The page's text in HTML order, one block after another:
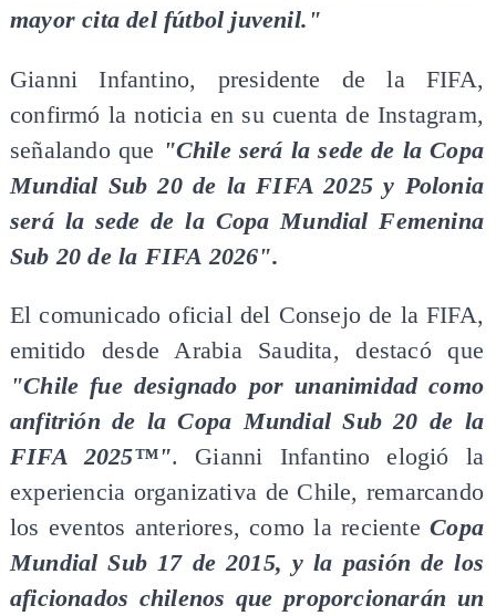
mayor cita del fútbol juvenil."
Gianni Infantino, presidente de la FIFA,
confirmó la noticia en su cuenta de Instagram,
señalando que "Chile será la sede de la Copa
Mundial Sub 20 de la FIFA 2025 y Polonia
será la sede de la Copa Mundial Femenina
Sub 20 de la FIFA 2026".
El comunicado oficial del Consejo de la FIFA,
emitido desde Arabia Saudita, destacó que
"Chile fue designado por unanimidad como
anfitrión de la Copa Mundial Sub 20 de la
FIFA 2025™". Gianni Infantino elogió la
experiencia organizativa de Chile, remarcando
los eventos anteriores, como la recienteCopa
Mundial Sub 17 de 2015, y la pasión de los
aficionados chilenos que proporcionarán un